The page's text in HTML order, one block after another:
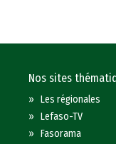
Nos sites
»Les régionales
»Lefaso-TV
»Fasorama